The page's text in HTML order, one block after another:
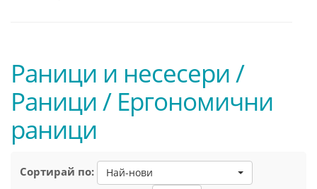
Раници и несесери /
Раници / Ергономични
раници
Сортирай по: Най-нови